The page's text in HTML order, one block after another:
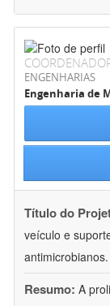
ENGENHARIAS
Engenharia de
Título do
veículo e
antimicrobianos.
Resumo: A